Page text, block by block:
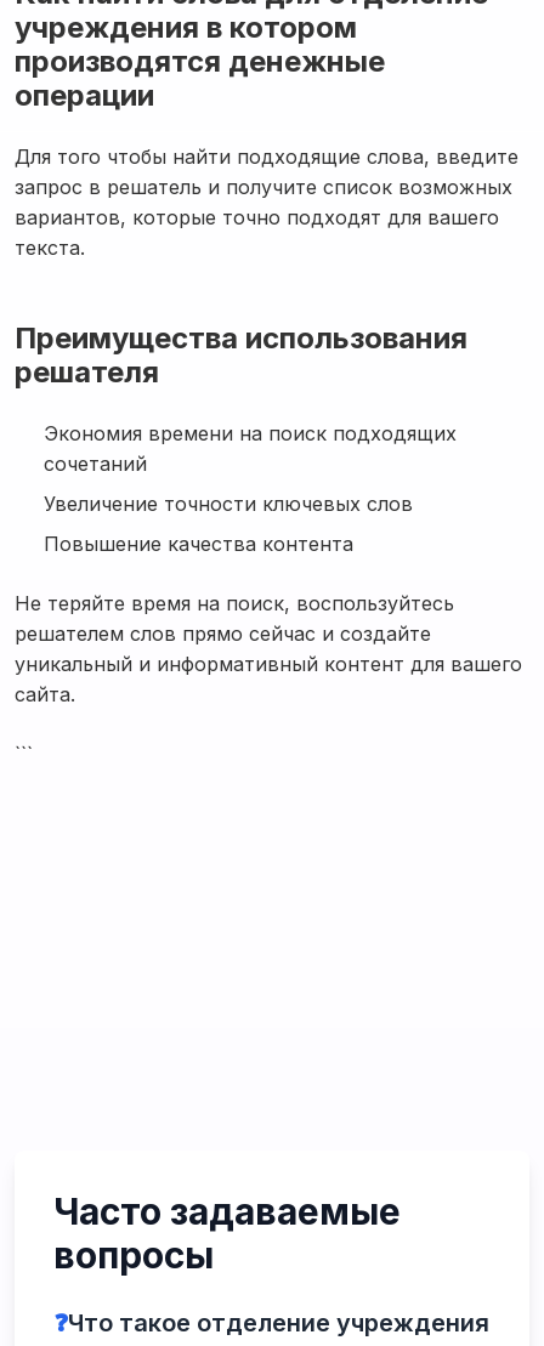
учреждения в котором
производятся денежные
операции
Для того чтобы найти подходящие слова, введите
запрос в решатель и получите список возможных
вариантов, которые точно подходят для вашего
текста.
Преимущества использования
решателя
Экономия времени на поиск подходящих
сочетаний
Увеличение точности ключевых слов
Повышение качества контента
Не теряйте время на поиск, воспользуйтесь
решателем слов прямо сейчас и создайте
уникальный и информативный контент для вашего
сайта.
```
Часто задаваемые
вопросы
❓Что такое отделение учреждения